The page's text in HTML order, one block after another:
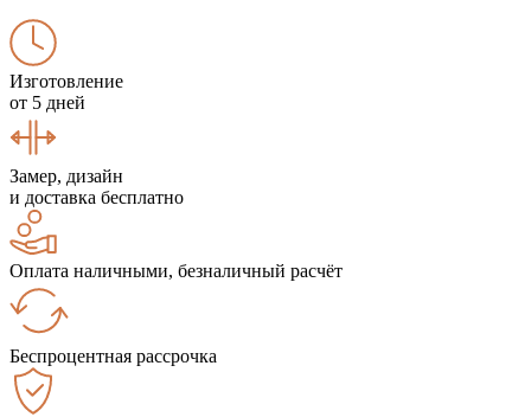
Изготовление
от 5 дней
Замер, дизайн
и доставка бесплатно
Оплата наличными, безналичный расчёт
Беспроцентная рассрочка